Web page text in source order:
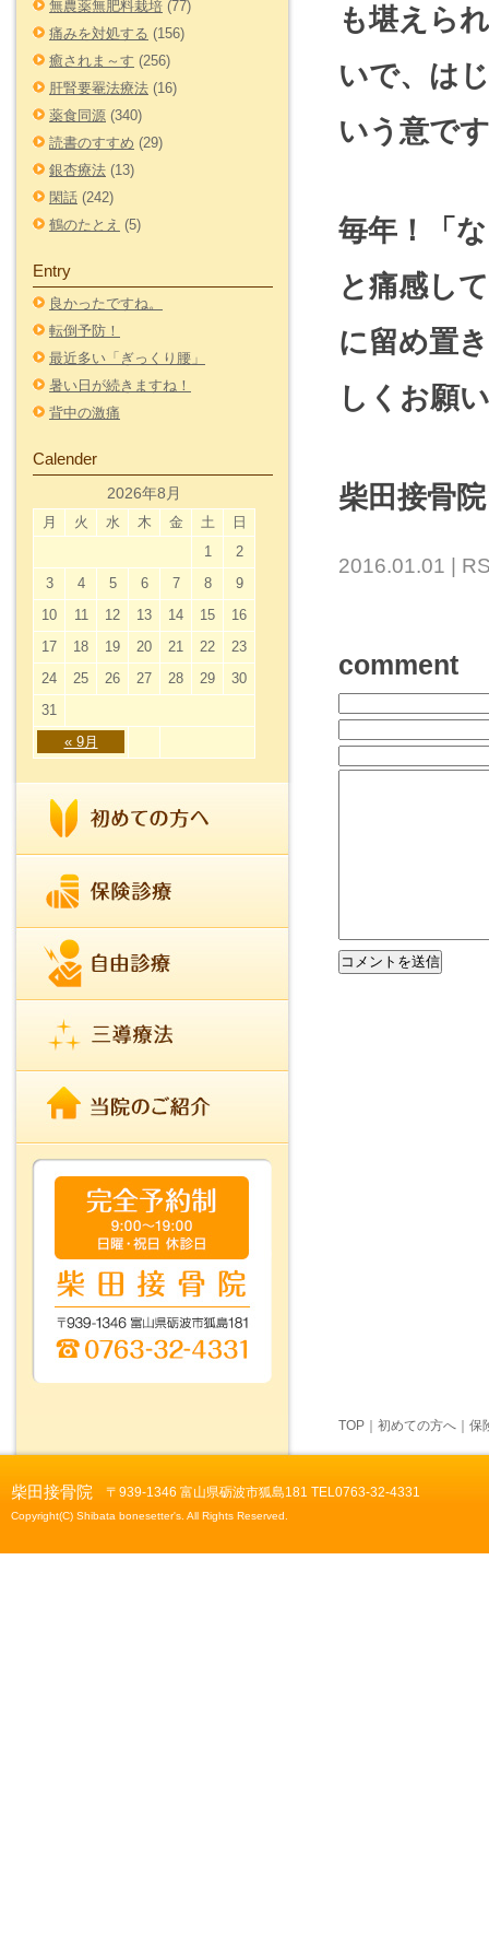
無農薬無肥料栽培 (77)
痛みを対処する (156)
癒されま～す (256)
肝腎要罨法療法 (16)
薬食同源 (340)
読書のすすめ (29)
銀杏療法 (13)
閑話 (242)
鶴のたとえ (5)
Entry
良かったですね。
転倒予防！
最近多い「ぎっくり腰」
暑い日が続きますね！
背中の激痛
Calender
2026年8月
月 火 水 木 金 土 日
« 9月
1
2
3
4 5 6 7 8
9
10
11 12 13 14 15
16
17
18 19 20 21 22
23
24
25 26 27 28 29
30
31
も堪えら
いで、は
いう意で
毎年！「
と痛感し
に留め置
しくお願
柴田接骨
2016.01.01 |
comment
TOP 初めての方へ 保
柴田接骨院 〒939-1346 富山県砺波市狐島181 TEL0763-32-4331
Copyright(C) Shibata bonesetter's. All Rights Reserved.